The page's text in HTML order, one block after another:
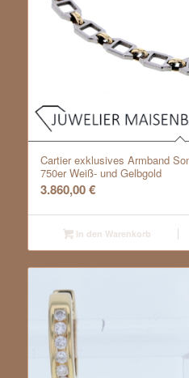
Cartier exklusives Armband
750er Weiß- und Gelbgold
3.860,00€
In den Warenkorb